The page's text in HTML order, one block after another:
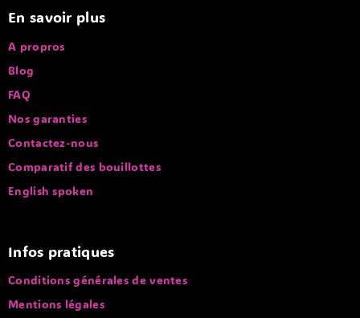
En savoir plus
A propros
Blog
FAQ
Nos garanties
Contactez-nous
Comparatif des bouillottes
English spoken
Infos pratiques
Conditions générales de ventes
Mentions légales